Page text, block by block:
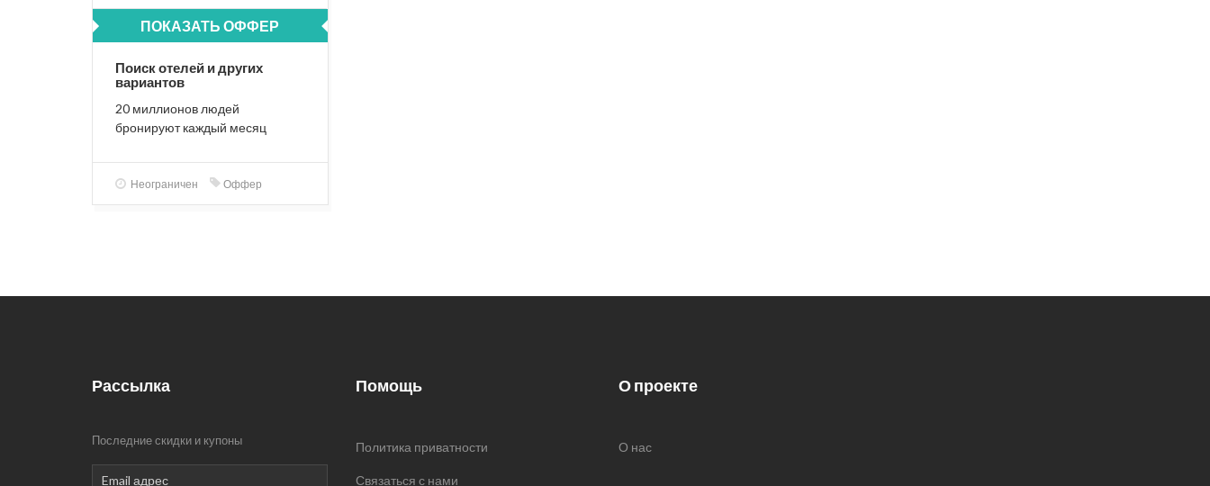
ПОКАЗАТЬ ОФФЕР
Поиск отелей и других
вариантов
20 миллионов людей
бронируют каждый месяц
Неограничен Оффер
Рассылка
Последние скидки и купоны
Помощь
Политика приватности
Связаться с нами
О проекте
О нас